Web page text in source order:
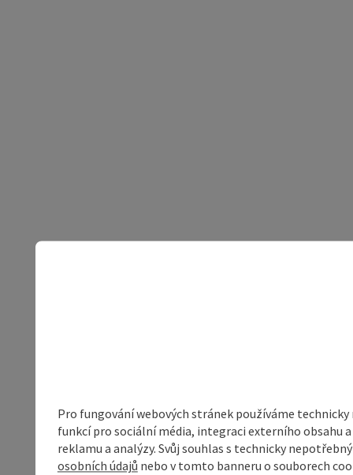
Pro fungování webových stránek používáme
funkcí pro sociální média, integraci externího obsahu
reklamu a analýzy. Svůj souhlas s technicky
osobních údajů nebo v tomto banneru o souborech